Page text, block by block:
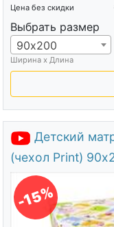
Цена без скидки
Выбрать размер
90х200
Ширина х Длина
Детский
(чехол Print)
-15%